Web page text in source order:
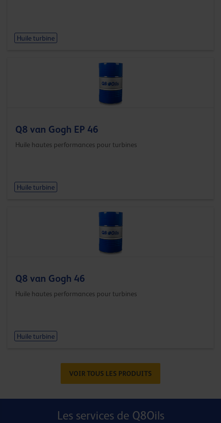
Huile turbine
Q8 van Gogh EP 46
Huile hautes performances pour turbines
Huile turbine
Q8 van Gogh 46
Huile hautes performances pour turbines
Huile turbine
VOIR TOUS LES PRODUITS
Les services de Q8Oils